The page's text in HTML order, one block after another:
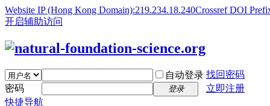
Website IP (Hong Kong Domain):219.234.18.240Crossref DOI
开启辅助访问
自动登录 找回密码
密码
登录
立即注册
快捷导航